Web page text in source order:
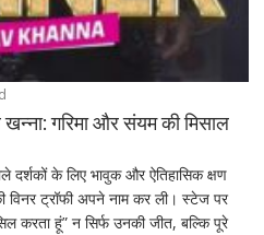
गरिमा और संयम की मिसाल
दर्शकों के लिए भावुक और ऐतिहासिक क्षण
ट्रॉफी अपने नाम कर ली। स्टेज पर
करता हूं” न सिर्फ उनकी जीत, बल्कि पूरे